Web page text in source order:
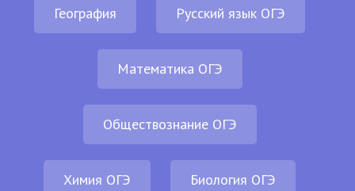
География Русский язык ОГЭ
Математика ОГЭ
Обществознание ОГЭ
Химия ОГЭ Биология ОГЭ